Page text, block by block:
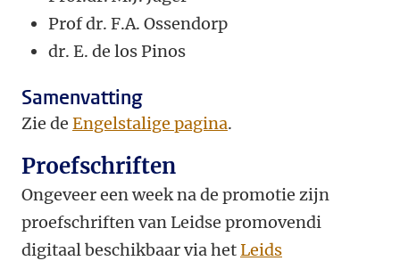
Prof dr. F.A. Ossendorp
dr. E. de los Pinos
Samenvatting
Zie de Engelstalige pagina.
Proefschriften
Ongeveer een week na de promotie zijn
proefschriften van Leidse promovendi
digitaal beschikbaar via hetLeids